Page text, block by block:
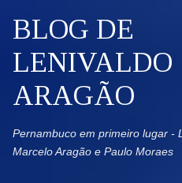
Pular para o
BLOG DE
LENIVALDO
ARAGÃO
Pernambuco em primeiro lugar -
Marcelo Aragão e Paulo Moraes